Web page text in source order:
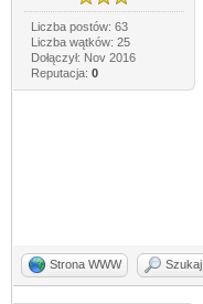
Liczba postów: 63
Liczba wątków: 25
Dołączył: Nov 2016
Reputacja: 0
Strona WWW Szukaj